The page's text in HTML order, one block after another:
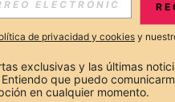
de privacidad y cookies y
exclusivas y las últimas
que puedo
en cualquier momento.